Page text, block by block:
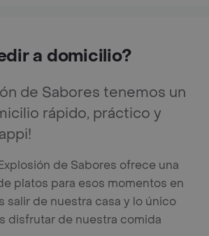
a domicilio?
de Sabores tenemos un
rápido, práctico y
de Sabores ofrece una
platos para esos momentos en
salir de nuestra casa y lo único
disfrutar de nuestra comida